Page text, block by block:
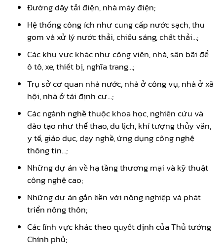
Đường dây tải điện, nhà máy điện;
Hệ thống công ích như cung cấp nước sạch, thu
gom và xử lý nước thải, chiếu sáng, chất thải…;
Các khu vực khác như công viên, nhà, sân bãi để
ô tô, xe, thiết bị, nghĩa trang…;
Trụ sở cơ quan nhà nước, nhà ở công vụ, nhà ở xã
hội, nhà ở tái định cư…;
Các ngành nghề thuộc khoa học, nghiên cứu và
đào tạo như thể thao, du lịch, khí tượng thủy văn,
y tế, giáo dục, dạy nghề, ứng dụng công nghệ
thông tin…;
Những dự án về hạ tầng thương mại và kỹ thuật
công nghệ cao;
Những dự án gắn liền với nông nghiệp và phát
triển nông thôn;
Các lĩnh vực khác theo quyết định của Thủ tướng
Chính phủ;